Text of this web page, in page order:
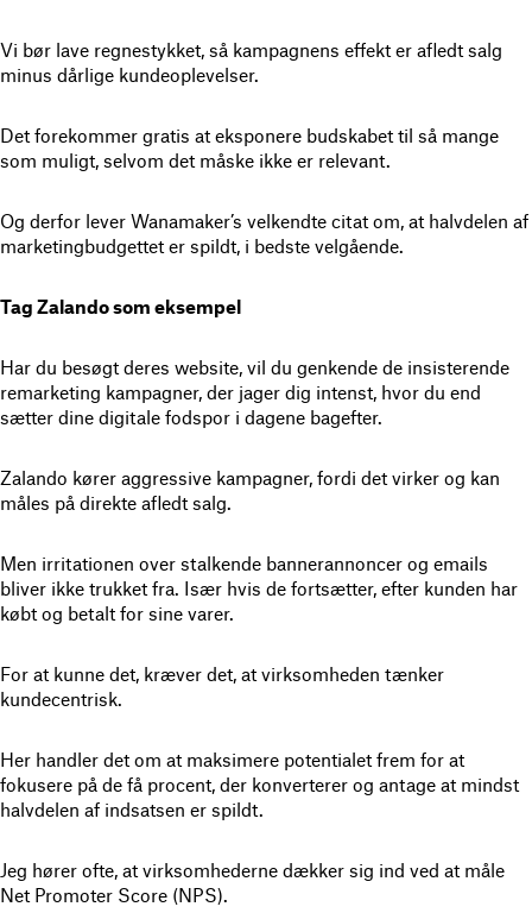
Vi bør lave regnestykket, så kampagnens effekt er afledt salg
minus dårlige kundeoplevelser.
Det forekommer gratis at eksponere budskabet til så mange
som muligt, selvom det måske ikke er relevant.
Og derfor lever Wanamaker’s velkendte citat om, at halvdelen af
marketingbudgettet er spildt, i bedste velgående.
Tag Zalando som eksempel
Har du besøgt deres website, vil du genkende de insisterende
remarketing kampagner, der jager dig intenst, hvor du end
sætter dine digitale fodspor i dagene bagefter.
Zalando kører aggressive kampagner, fordi det virker og kan
måles på direkte afledt salg.
Men irritationen over stalkende bannerannoncer og emails
bliver ikke trukket fra. Især hvis de fortsætter, efter kunden har
købt og betalt for sine varer.
For at kunne det, kræver det, at virksomheden tænker
kundecentrisk.
Her handler det om at maksimere potentialet frem for at
fokusere på de få procent, der konverterer og antage at mindst
halvdelen af indsatsen er spildt.
Jeg hører ofte, at virksomhederne dækker sig ind ved at måle
Net Promoter Score (NPS).